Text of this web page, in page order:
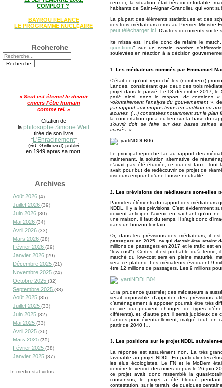
COMPLOT ?
BAYROU RELANCE
LE PROGRAMME NUCLÉAIRE
Recherche
« Seul est éternel le devoir
envers l'être humain
comme tel. »
Citation de
laphilosophe Simone Weil
tirée de son livre
"L'Enracinement"
(éd. Gallimard) publié
en 1949 après sa mort.
Archives
Août 2026 (4)
Juillet 2026 (39)
Juin 2026 (30)
Mai 2026 (34)
Avril 2026 (33)
Mars 2026 (28)
Février 2026 (29)
Janvier 2026 (29)
Décembre 2025 (21)
Novembre 2025 (24)
Octobre 2025 (32)
Septembre 2025 (38)
Août 2025 (35)
Juillet 2025 (33)
Juin 2025 (32)
Mai 2025 (33)
Avril 2025 (36)
Mars 2025 (35)
Février 2025 (38)
Janvier 2025 (37)
In medio stat virtus.
ceux-ci, la situation était très inconfortable,
habitants de Saint-Aignan-Grandlieu qui vont
La plupart des éléments statistiques et des
des trois médiateurs remis au Premier Ministre
peut télécharger ici . D’autres documents sur le
Ite missa est. Inutile donc de refaire le
questions" sur un certain nombre
soulevées en réaction à la décision
1. Les médiateurs nommés par Emmanuel
C’était ce qu’ont reproché les (nombreux)
Landes, considérant que deux des trois
projet dans le passé. Le 18 décembre 2017, le
parlé ainsi, dans le rapport, de certaines«
volontairement l’analyse du gouvernement » ,
par rapport aux propos tenus en audition ou
lacunes (…) constatées notamment sur le plan
la concertation qui a eu lieu sur la base du
s’ouvrir doit se faire sur des bases saines
biaisés. »
Le principal reproche fait au rapport des
maintenant, la solution alternative de
n’avait pas été étudiée, ce qui est faux. Tout
avait pour but de redécouvrir ce projet de
discours emprunt d’une fausse neutralité.
2. Les prévisions des médiateurs sont-elles
Parmi les éléments du rapport des médiateurs
NDDL, il y a les prévisions. C’est évidemment
doivent anticiper l’avenir, en sachant qu’on
une maison, il faut du temps. Il s’agit donc
dans un horizon lointain.
Or, dans les prévisions des médiateurs, il
passagers en 2025, ce qui devrait être
millions de passagers en 2017 et le trafic est
"low-cost"). Certes, il est probable qu’à
marché du low-cost sera en pleine maturité,
sera ce plafond. Les médiateurs évoquent 9
être 12 millions de passagers. Les 9 millions
Et la prudence (justifiée) des médiateurs a
serait impossible d’apporter des prévisions
d’aménagement à apporter pourrait être très
de vie qui peuvent changer, de types
différents), et, d’autre part, il serait judicieux de
Landes pour éventuellement, malgré tout, en
partir de 2040 !…
3. Les positions sur le projet NDDL
La réponse est assurément non. La très
favorable au projet NDDL. En particulier les
les élus écologistes. Le FN et le MoDem
derrière le verdict des urnes depuis le 26 juin
ce projet avait donc rassemblé la quasi-
consensus, le projet a été bloqué
contestation, sur le terrain, de quelques